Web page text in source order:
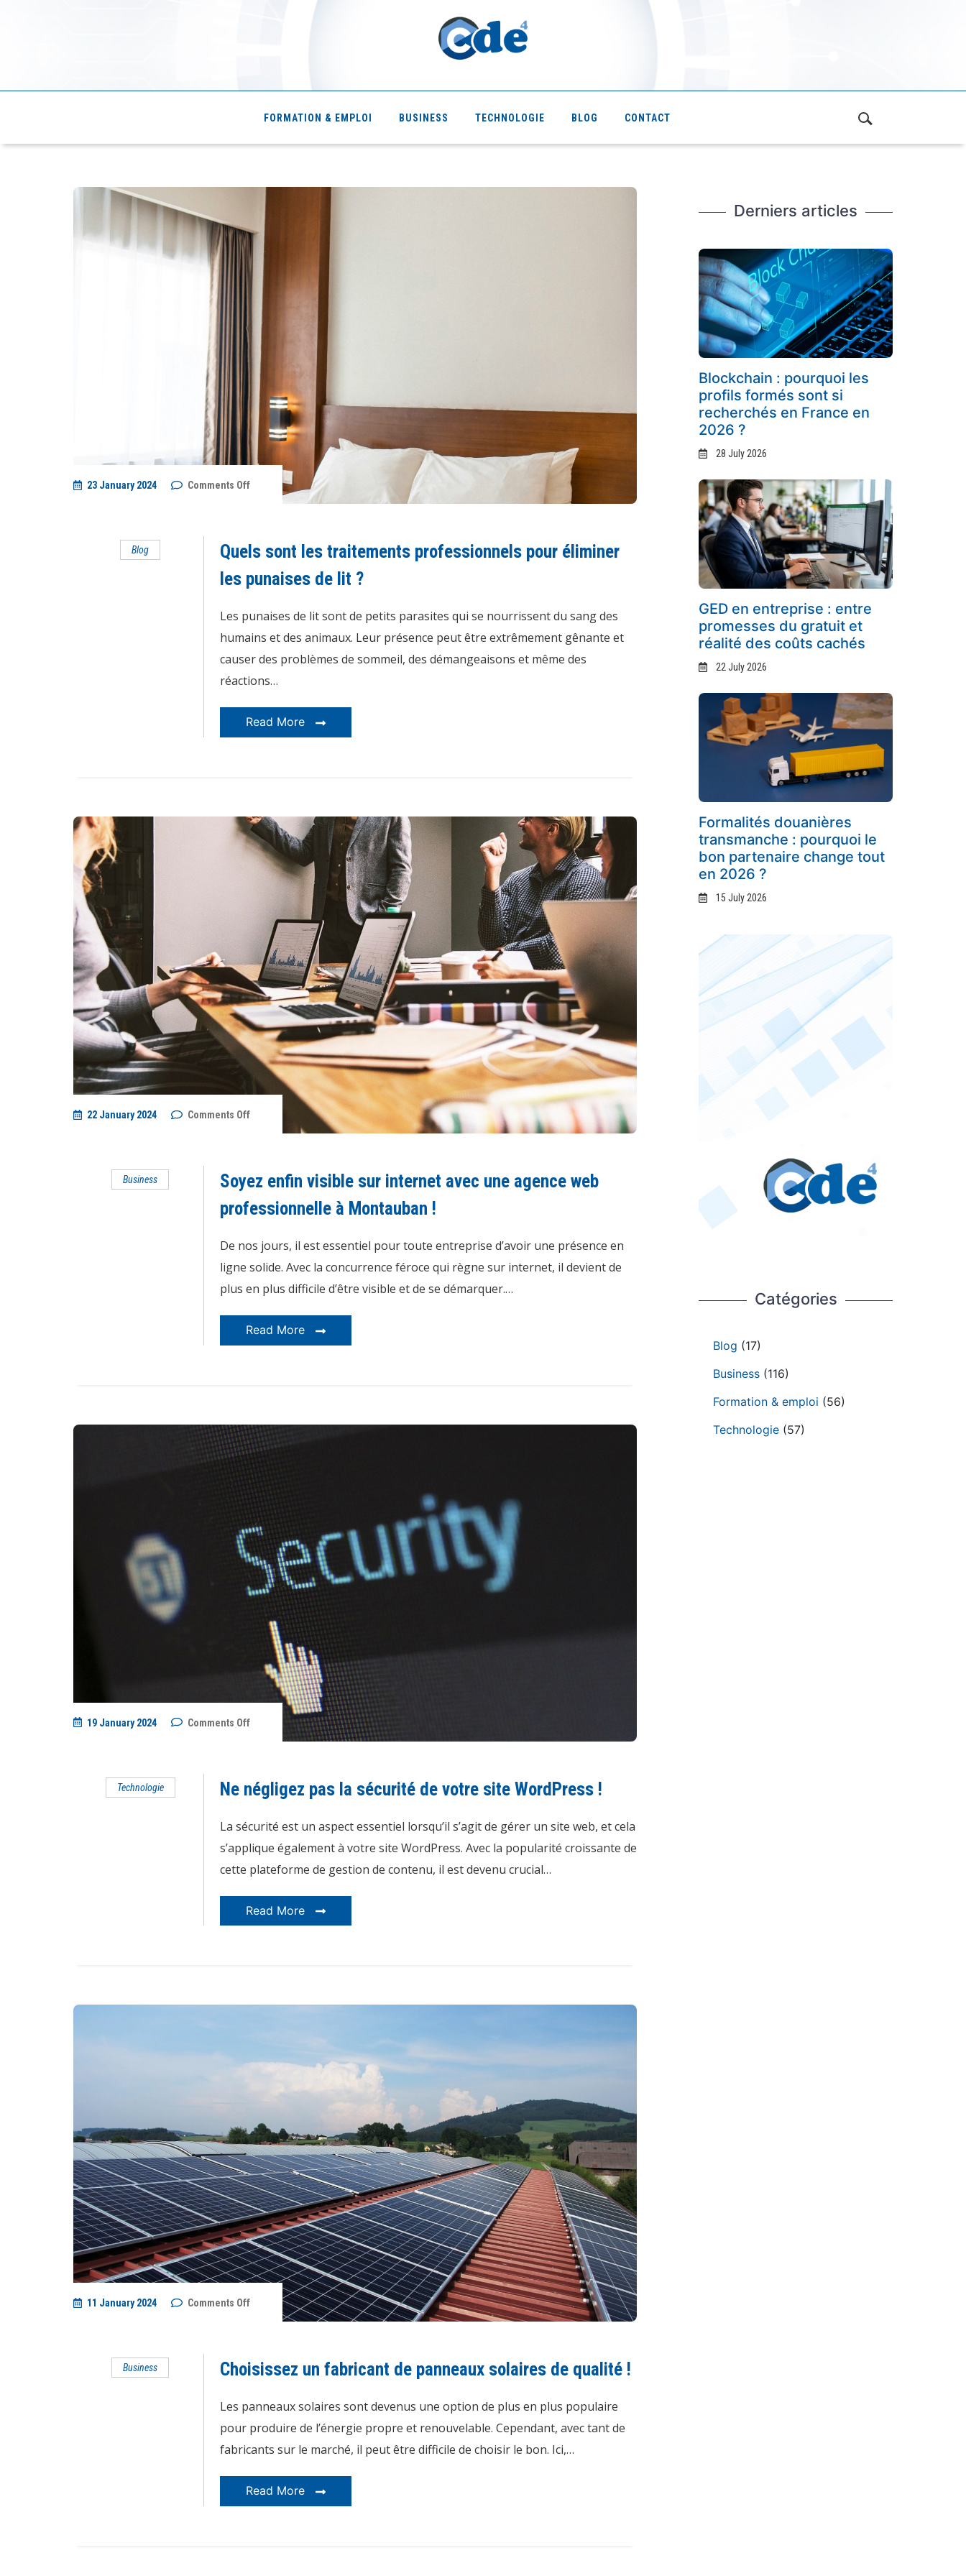
FORMATION & EMPLOI BUSINESS TECHNOLOGIE BLOG CONTACT
23 January 2024 Comments Offon
pour
éliminer
les
punaises
?
Blog
Quels sont les traitements professionnels pour éliminer
les punaises de lit ?
Les punaises de lit sont de petits parasites qui se nourrissent du sang des
humains et des animaux. Leur présence peut être extrêmement gênante et
causer des problèmes de sommeil, des démangeaisons et même des
réactions…
Read More
22 January 2024 Comments Offon
avec
une
agence
web
Montauban
Business
Soyez enfin visible sur internet avec une agence web
professionnelle à Montauban !
De nos jours, il est essentiel pour toute entreprise d’avoir une présence en
ligne solide. Avec la concurrence féroce qui règne sur internet, il devient de
plus en plus difficile d’être visible et de se démarquer.…
Read More
19 January 2024 Comments Offon
négligez
de
votre
WordPress
!
Technologie Ne négligez pas la sécurité de votre site WordPress !
La sécurité est un aspect essentiel lorsqu’il s’agit de gérer un site web, et cela
s’applique également à votre site WordPress. Avec la popularité croissante de
cette plateforme de gestion de contenu, il est devenu crucial…
Read More
11 January 2024 Comments Offon
Choisissez
solaires
de
!
Business Choisissez un fabricant de panneaux solaires de qualité !
Les panneaux solaires sont devenus une option de plus en plus populaire
pour produire de l’énergie propre et renouvelable. Cependant, avec tant de
fabricants sur le marché, il peut être difficile de choisir le bon. Ici,…
Read More
Derniers articles
Blockchain : pourquoi les
profils formés sont si
recherchés en France en
2026 ?
28 July 2026
GED en entreprise : entre
promesses du gratuit et
réalité des coûts cachés
22 July 2026
Formalités douanières
transmanche : pourquoi le
bon partenaire change tout
en 2026 ?
15 July 2026
Catégories
Blog (17)
Business (116)
Formation & emploi (56)
Technologie (57)